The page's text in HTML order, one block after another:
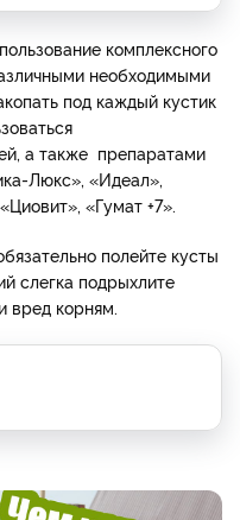
комплексного
необходимыми
под каждый кустик
а также препаратами
Люкс», «Идеал»,
«Гумат +7».
полейте кусты
слегка подрыхлите
вред корням.